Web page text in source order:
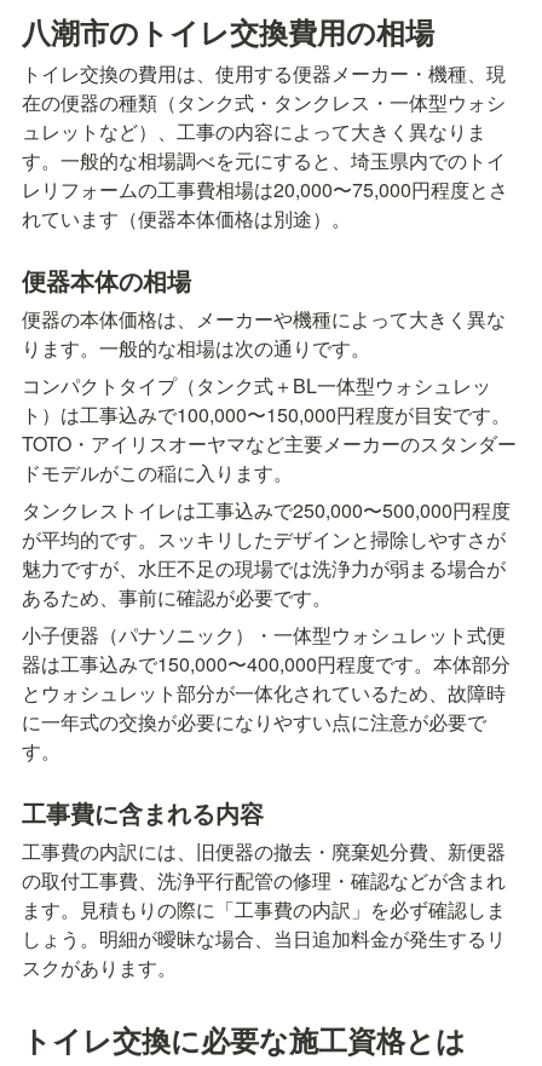
八潮市のトイレ交換費用の相場
トイレ交換の費用は、使用する便器メーカー・機種、現
在の便器の種類（タンク式・タンクレス・一体型ウォシ
ュレットなど）、工事の内容によって大きく異なりま
す。一般的な相場調べを元にすると、埼玉県内でのトイ
レリフォームの工事費相場は20,000〜75,000円程度とさ
れています（便器本体価格は別途）。
便器本体の相場
便器の本体価格は、メーカーや機種によって大きく異な
ります。一般的な相場は次の通りです。
コンパクトタイプ（タンク式＋BL一体型ウォシュレッ
ト）は工事込みで100,000〜150,000円程度が目安です。
TOTO・アイリスオーヤマなど主要メーカーのスタンダー
ドモデルがこの稲に入ります。
タンクレストイレは工事込みで250,000〜500,000円程度
が平均的です。スッキリしたデザインと掃除しやすさが
魅力ですが、水圧不足の現場では洗浄力が弱まる場合が
あるため、事前に確認が必要です。
小子便器（パナソニック）・一体型ウォシュレット式便
器は工事込みで150,000〜400,000円程度です。本体部分
とウォシュレット部分が一体化されているため、故障時
に一年式の交換が必要になりやすい点に注意が必要で
す。
工事費に含まれる内容
工事費の内訳には、旧便器の撤去・廃棄処分費、新便器
の取付工事費、洗浄平行配管の修理・確認などが含まれ
ます。見積もりの際に「工事費の内訳」を必ず確認しま
しょう。明細が曖昧な場合、当日追加料金が発生するリ
スクがあります。
トイレ交換に必要な施工資格とは